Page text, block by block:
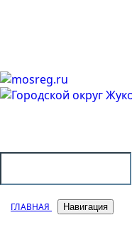
ГЛАВНАЯ Навигация